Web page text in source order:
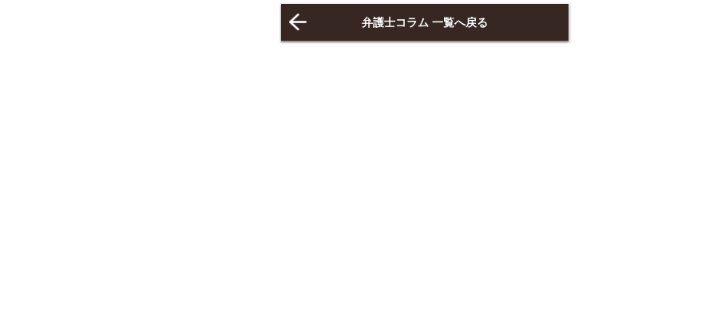
弁護士コラム 一覧へ戻る